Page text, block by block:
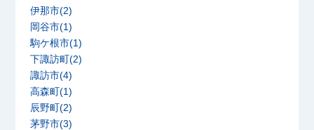
伊那市(2)
岡谷市(1)
駒ケ根市(1)
下諏訪町(2)
諏訪市(4)
高森町(1)
辰野町(2)
茅野市(3)